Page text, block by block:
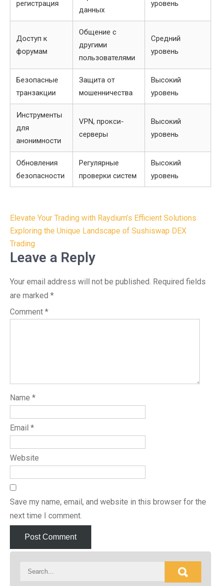
регистрация
данных
уровень
Доступ к
форумам
Общение с
другими
пользователями
Средний
уровень
Безопасные
транзакции
Защита от
мошенничества
Высокий
уровень
Инструменты
для
анонимности
VPN, прокси-
серверы
Высокий
уровень
Обновления
безопасности
Регулярные
проверки систем
Высокий
уровень
Post
navigation
Elevate Your Trading with Raydium’s Efficient Solutions
Exploring the Unique Landscape of Sushiswap DEX
Trading
Leave a Reply
Your email address will not be published. Required fields
are marked *
Comment *
Name *
Email *
Website
Save my name, email, and website in this browser for the
next time I comment.